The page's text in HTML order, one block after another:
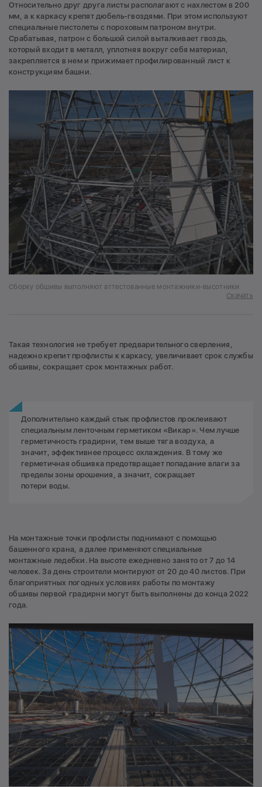
Относительно друг друга листы располагают с нахлестом в 200
мм, а к каркасу крепят дюбель-гвоздями. При этом используют
специальные пистолеты с пороховым патроном внутри.
Срабатывая, патрон с большой силой выталкивает гвоздь,
который входит в металл, уплотняя вокруг себя материал,
закрепляется в нем и прижимает профилированный лист к
конструкциям башни.
Сборку обшивы выполняют аттестованные монтажники-высотники
Скачать
Такая технология не требует предварительного сверления,
надежно крепит профлисты к каркасу, увеличивает срок службы
обшивы, сокращает срок монтажных работ.
Дополнительно каждый стык профлистов проклеивают
специальным ленточным герметиком «Викар». Чем лучше
герметичность градирни, тем выше тяга воздуха, а
значит, эффективнее процесс охлаждения. В тому же
герметичная обшивка предотвращает попадание влаги за
пределы зоны орошения, а значит, сокращает
потери воды.
На монтажные точки профлисты поднимают с помощью
башенного крана, а далее применяют специальные
монтажные ледебки. На высоте ежедневно занято от 7 до 14
человек. За день строители монтируют от 20 до 40 листов. При
благоприятных погодных условиях работы по монтажу
обшивы первой градирни могут быть выполнены до конца 2022
года.